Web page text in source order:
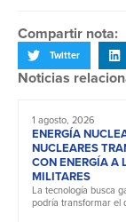
Compartir nota:
Twitter
Noticias
1 agosto, 2026
ENERGÍA
NUCLEARES
CON ENERGÍA A
MILITARES
La tecnología busca
podría transformar el